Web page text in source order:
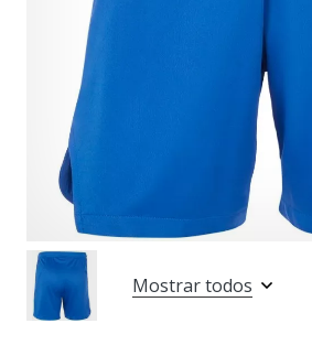
Mostrar todos